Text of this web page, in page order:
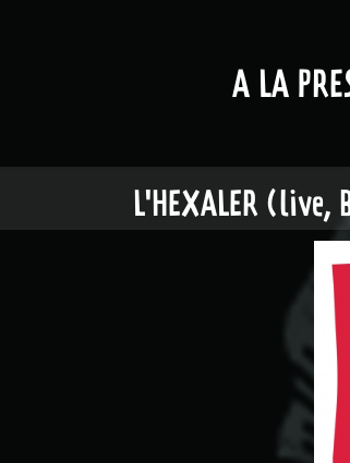
A LA
L'HEXALER